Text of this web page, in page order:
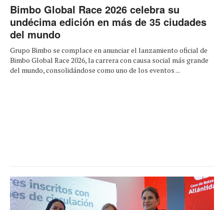
Bimbo Global Race 2026 celebra su
undécima edición en más de 35 ciudades
del mundo
Grupo Bimbo se complace en anunciar el lanzamiento oficial de
Bimbo Global Race 2026, la carrera con causa social más grande
del mundo, consolidándose como uno de los eventos ...